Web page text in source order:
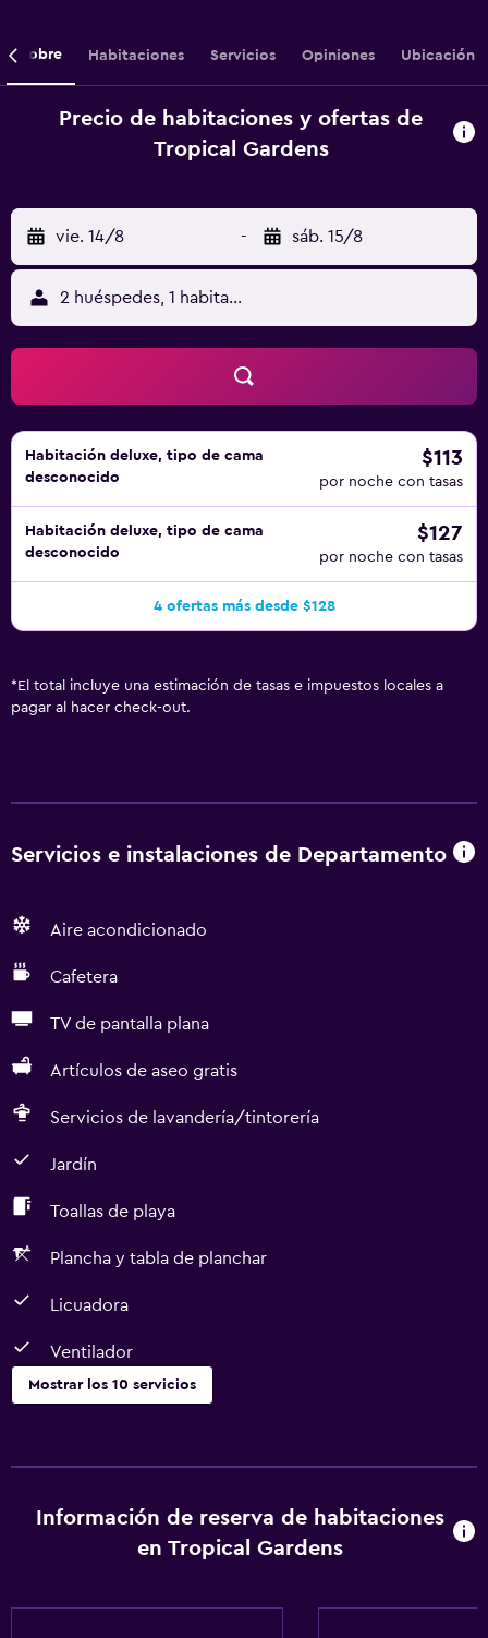
Sobre Habitaciones Servicios Opiniones Ubicación
Precio de habitaciones y ofertas de
Tropical Gardens
vie. 14/8 - sáb. 15/8
2 huéspedes, 1 habitación
Habitación deluxe, tipo de cama
desconocido
$113
por noche con tasas
Habitación deluxe, tipo de cama
desconocido
$127
por noche con tasas
4 ofertas más desde $128
* El total incluye una estimación de tasas e impuestos locales a
pagar al hacer check-out.
Servicios e instalaciones de Departamento
Aire acondicionado
Cafetera
TV de pantalla plana
Artículos de aseo gratis
Servicios de lavandería/tintorería
Jardín
Toallas de playa
Plancha y tabla de planchar
Licuadora
Ventilador
Mostrar los 10 servicios
Ventilador
Aire acondicionado
Artículos de aseo gratis
Información de reserva de habitaciones
en Tropical Gardens